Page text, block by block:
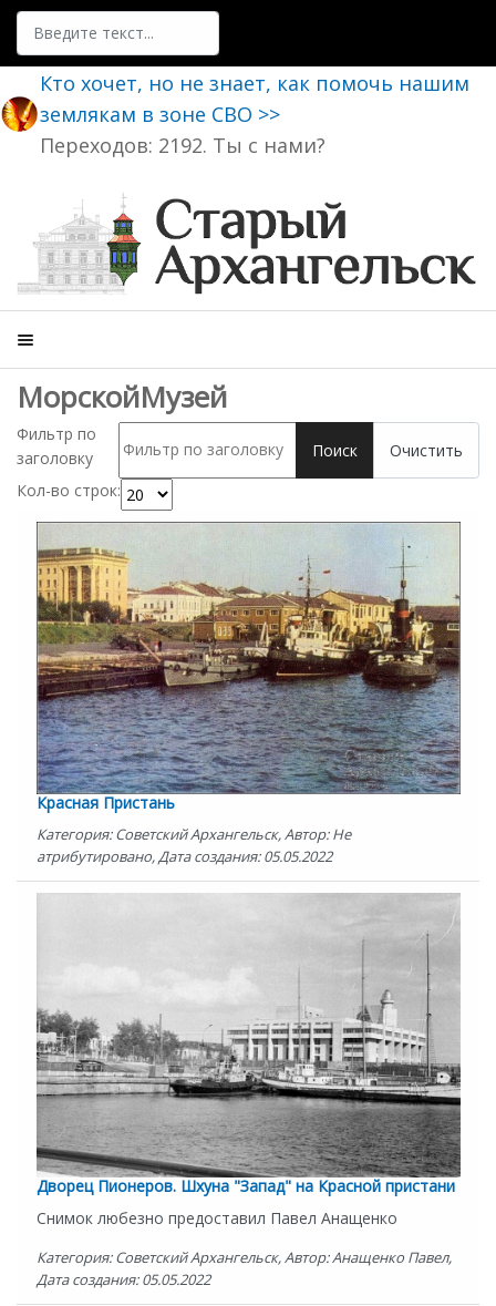
Поиск
Кто хочет, но не знает, как помочь нашим
землякам в зоне СВО >>
Переходов: 2192. Ты с нами?
МорскойМузей
Фильтр по
заголовку
Поиск
Очистить
Кол-во строк:
Красная Пристань
Категория: Советский Архангельск, Автор: Не
атрибутировано, Дата создания: 05.05.2022
Дворец Пионеров. Шхуна "Запад" на Красной пристани
Снимок любезно предоставил Павел Анащенко
Категория: Советский Архангельск, Автор: Анащенко Павел,
Дата создания: 05.05.2022